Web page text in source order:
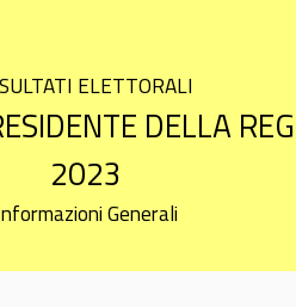
ELETTORALI
DELLA
2023
Generali